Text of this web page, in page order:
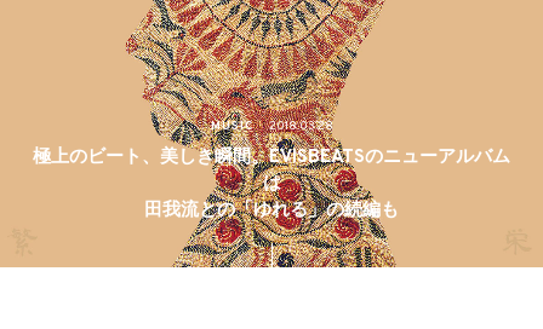
MUSIC 2018.03.28
極上のビート、美しき瞬間。EVISBEATSのニューアルバム
は
田我流との「ゆれる」の続編も